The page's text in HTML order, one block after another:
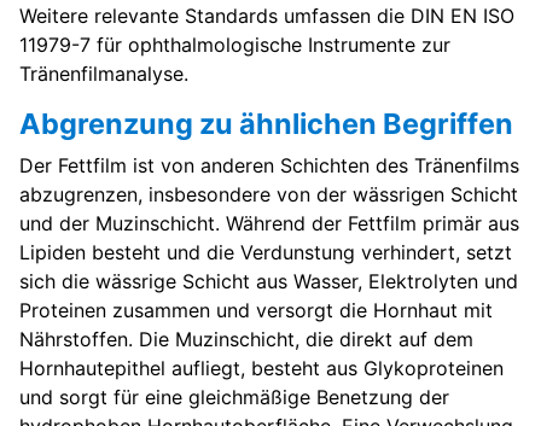
Weitere relevante Standards umfassen die DIN EN ISO
11979-7 für ophthalmologische Instrumente zur
Tränenfilmanalyse.
Abgrenzung zu ähnlichen Begriffen
Der Fettfilm ist von anderen Schichten des Tränenfilms
abzugrenzen, insbesondere von der wässrigen Schicht
und der Muzinschicht. Während der Fettfilm primär aus
Lipiden besteht und die Verdunstung verhindert, setzt
sich die wässrige Schicht aus Wasser, Elektrolyten und
Proteinen zusammen und versorgt die Hornhaut mit
Nährstoffen. Die Muzinschicht, die direkt auf dem
Hornhautepithel aufliegt, besteht aus Glykoproteinen
und sorgt für eine gleichmäßige Benetzung der